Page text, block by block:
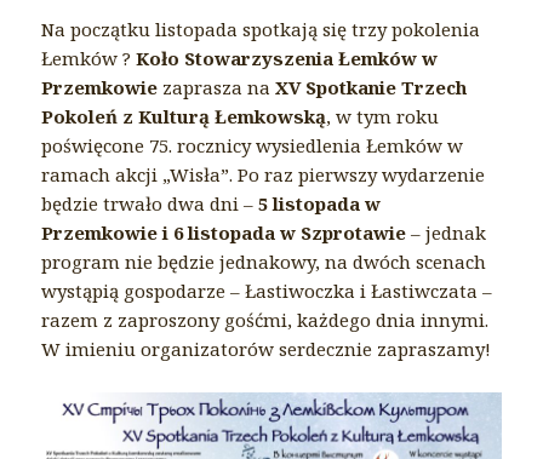
Na początku listopada spotkają się trzy pokolenia
Łemków ?Koło Stowarzyszenia Łemków w
Przemkowie zaprasza naXV Spotkanie Trzech
Pokoleń z Kulturą Łemkowską, w tym roku
poświęcone 75. rocznicy wysiedlenia Łemków w
ramach akcji „Wisła”. Po raz pierwszy wydarzenie
będzie trwało dwa dni –5 listopada w
Przemkowie i 6 listopada w Szprotawie – jednak
program nie będzie jednakowy, na dwóch scenach
wystąpią gospodarze – Łastiwoczka i Łastiwczata –
razem z zaproszony gośćmi, każdego dnia innymi.
W imieniu organizatorów serdecznie zapraszamy!